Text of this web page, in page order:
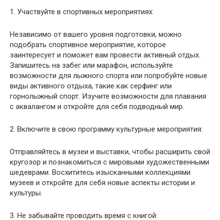
1. Участвуйте в спортивных мероприятиях:
Независимо от вашего уровня подготовки, можно
подобрать спортивное мероприятие, которое
заинтересует и поможет вам провести активный отдых.
Запишитесь на забег или марафон, используйте
возможности для лыжного спорта или попробуйте новые
виды активного отдыха, такие как серфинг или
горнолыжный спорт. Изучите возможности для плавания
с аквалангом и откройте для себя подводный мир.
2. Включите в свою программу культурные мероприятия:
Отправляйтесь в музеи и выставки, чтобы расширить свой
кругозор и познакомиться с мировыми художественными
шедеврами. Восхититесь изысканными коллекциями
музеев и откройте для себя новые аспекты истории и
культуры.
3. Не забывайте проводить время с книгой: